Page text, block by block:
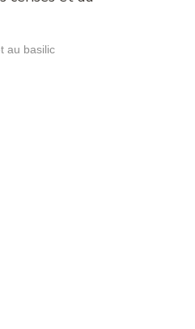
au basilic